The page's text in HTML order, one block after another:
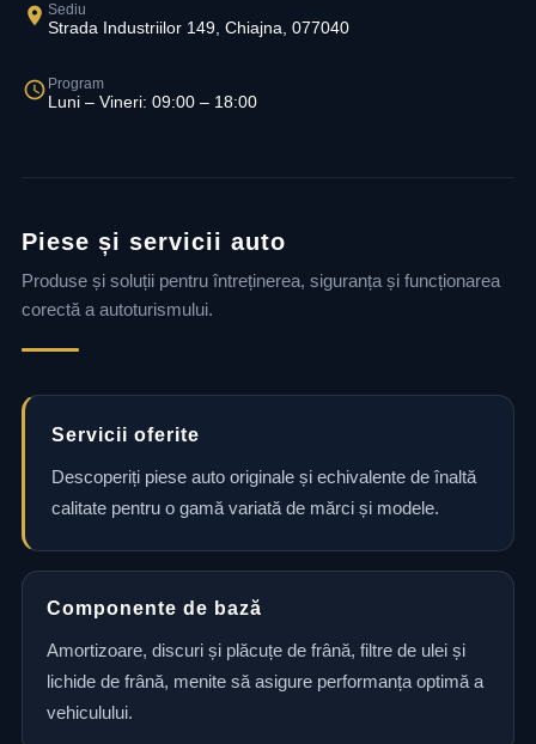
Sediu
Strada Industriilor 149, Chiajna, 077040
Program
Luni – Vineri: 09:00 – 18:00
Piese și servicii auto
Produse și soluții pentru întreținerea, siguranța și funcționarea
corectă a autoturismului.
Servicii oferite
Descoperiți piese auto originale și echivalente de înaltă
calitate pentru o gamă variată de mărci și modele.
Componente de bază
Amortizoare, discuri și plăcuțe de frână, filtre de ulei și
lichide de frână, menite să asigure performanța optimă a
vehiculului.